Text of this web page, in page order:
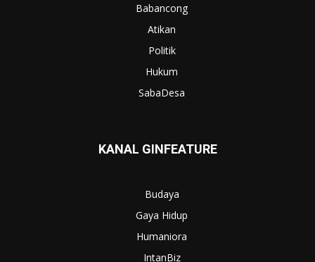
Babancong
Atikan
Politik
Hukum
SabaDesa
KANAL GINFEATURE
Budaya
Gaya Hidup
Humaniora
IntanBiz